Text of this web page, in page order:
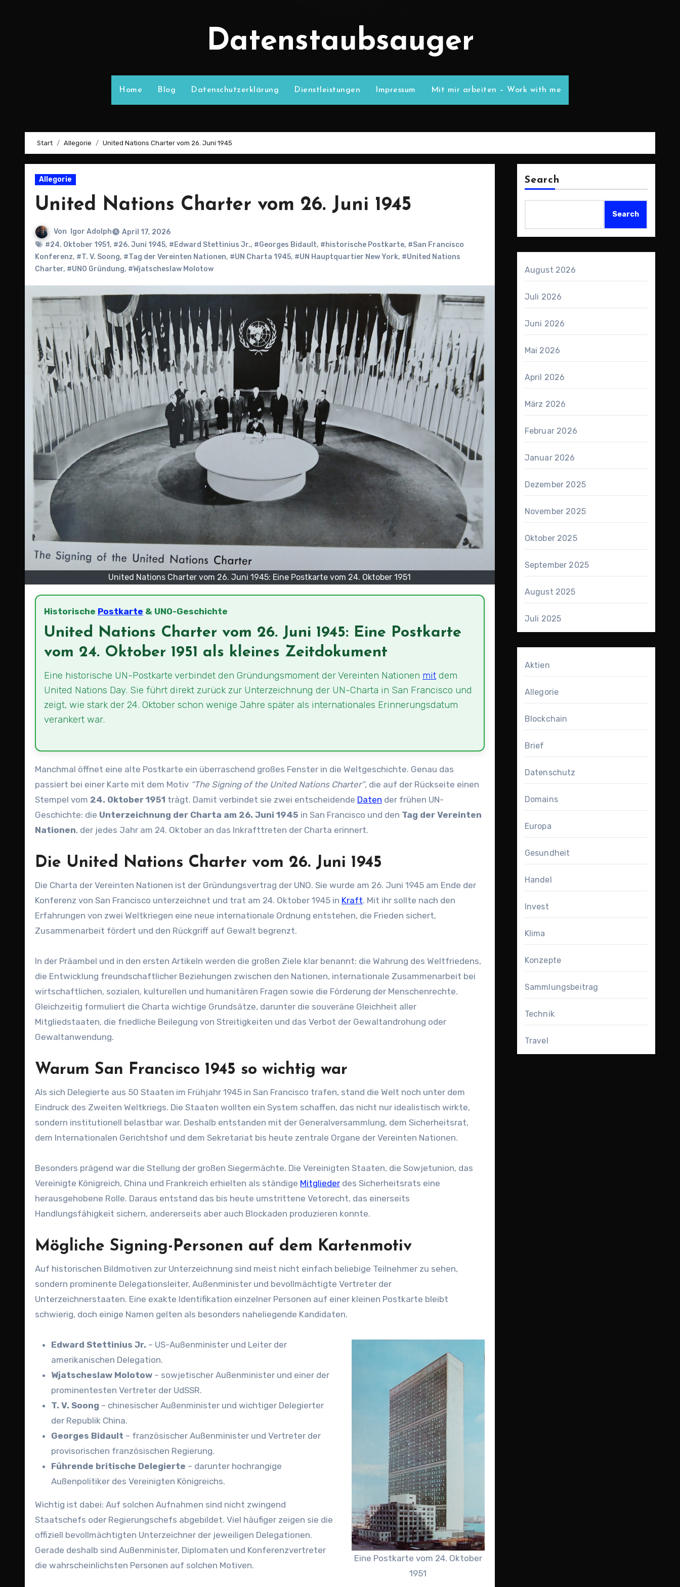
Datenstaubsauger
Home Blog Datenschutzerklärung Dienstleistungen Impressum Mit mir arbeiten – Work with me
Start Allegorie United Nations Charter vom 26. Juni 1945
Allegorie
United Nations Charter vom 26. Juni 1945
Von Igor Adolph
April 17, 2026
#24. Oktober 1951, #26. Juni 1945, #Edward Stettinius Jr., #Georges Bidault, #historische Postkarte, #San Francisco
Konferenz, #T. V. Soong, #Tag der Vereinten Nationen, #UN Charta 1945, #UN Hauptquartier New York, #United Nations
Charter, #UNO Gründung, #Wjatscheslaw Molotow
United Nations Charter vom 26. Juni 1945: Eine Postkarte vom 24. Oktober 1951
Historische Postkarte & UNO-Geschichte
United Nations Charter vom 26. Juni 1945: Eine Postkarte
vom 24. Oktober 1951 als kleines Zeitdokument
Eine historische UN-Postkarte verbindet den Gründungsmoment der Vereinten Nationen mit dem
United Nations Day. Sie führt direkt zurück zur Unterzeichnung der UN-Charta in San Francisco und
zeigt, wie stark der 24. Oktober schon wenige Jahre später als internationales Erinnerungsdatum
verankert war.
Manchmal öffnet eine alte Postkarte ein überraschend großes Fenster in die Weltgeschichte. Genau das
passiert bei einer Karte mit dem Motiv “The Signing of the United Nations Charter”, die auf der Rückseite einen
Stempel vom 24. Oktober 1951 trägt. Damit verbindet sie zwei entscheidende Daten der frühen UN-
Geschichte: die Unterzeichnung der Charta am 26. Juni 1945 in San Francisco und den Tag der Vereinten
Nationen, der jedes Jahr am 24. Oktober an das Inkrafttreten der Charta erinnert.
Die United Nations Charter vom 26. Juni 1945
Die Charta der Vereinten Nationen ist der Gründungsvertrag der UNO. Sie wurde am 26. Juni 1945 am Ende der
Konferenz von San Francisco unterzeichnet und trat am 24. Oktober 1945 in Kraft. Mit ihr sollte nach den
Erfahrungen von zwei Weltkriegen eine neue internationale Ordnung entstehen, die Frieden sichert,
Zusammenarbeit fördert und den Rückgriff auf Gewalt begrenzt.
In der Präambel und in den ersten Artikeln werden die großen Ziele klar benannt: die Wahrung des Weltfriedens,
die Entwicklung freundschaftlicher Beziehungen zwischen den Nationen, internationale Zusammenarbeit bei
wirtschaftlichen, sozialen, kulturellen und humanitären Fragen sowie die Förderung der Menschenrechte.
Gleichzeitig formuliert die Charta wichtige Grundsätze, darunter die souveräne Gleichheit aller
Mitgliedstaaten, die friedliche Beilegung von Streitigkeiten und das Verbot der Gewaltandrohung oder
Gewaltanwendung.
Warum San Francisco 1945 so wichtig war
Als sich Delegierte aus 50 Staaten im Frühjahr 1945 in San Francisco trafen, stand die Welt noch unter dem
Eindruck des Zweiten Weltkriegs. Die Staaten wollten ein System schaffen, das nicht nur idealistisch wirkte,
sondern institutionell belastbar war. Deshalb entstanden mit der Generalversammlung, dem Sicherheitsrat,
dem Internationalen Gerichtshof und dem Sekretariat bis heute zentrale Organe der Vereinten Nationen.
Besonders prägend war die Stellung der großen Siegermächte. Die Vereinigten Staaten, die Sowjetunion, das
Vereinigte Königreich, China und Frankreich erhielten als ständige Mitglieder des Sicherheitsrats eine
herausgehobene Rolle. Daraus entstand das bis heute umstrittene Vetorecht, das einerseits
Handlungsfähigkeit sichern, andererseits aber auch Blockaden produzieren konnte.
Mögliche Signing-Personen auf dem Kartenmotiv
Auf historischen Bildmotiven zur Unterzeichnung sind meist nicht einfach beliebige Teilnehmer zu sehen,
sondern prominente Delegationsleiter, Außenminister und bevollmächtigte Vertreter der
Unterzeichnerstaaten. Eine exakte Identifikation einzelner Personen auf einer kleinen Postkarte bleibt
schwierig, doch einige Namen gelten als besonders naheliegende Kandidaten.
Eine Postkarte vom 24. Oktober
1951
Edward Stettinius Jr. – US-Außenminister und Leiter der
amerikanischen Delegation.
Wjatscheslaw Molotow – sowjetischer Außenminister und einer der
prominentesten Vertreter der UdSSR.
T. V. Soong – chinesischer Außenminister und wichtiger Delegierter
der Republik China.
Georges Bidault – französischer Außenminister und Vertreter der
provisorischen französischen Regierung.
Führende britische Delegierte – darunter hochrangige
Außenpolitiker des Vereinigten Königreichs.
Wichtig ist dabei: Auf solchen Aufnahmen sind nicht zwingend
Staatschefs oder Regierungschefs abgebildet. Viel häufiger zeigen sie die
offiziell bevollmächtigten Unterzeichner der jeweiligen Delegationen.
Gerade deshalb sind Außenminister, Diplomaten und Konferenzvertreter
die wahrscheinlichsten Personen auf solchen Motiven.
Search
Search
August 2026
Juli 2026
Juni 2026
Mai 2026
April 2026
März 2026
Februar 2026
Januar 2026
Dezember 2025
November 2025
Oktober 2025
September 2025
August 2025
Juli 2025
Aktien
Allegorie
Blockchain
Brief
Datenschutz
Domains
Europa
Gesundheit
Handel
Invest
Klima
Konzepte
Sammlungsbeitrag
Technik
Travel